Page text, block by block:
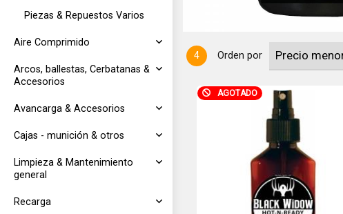
Piezas & Repuestos Varios
Aire Comprimido
Arcos, ballestas, Cerbatanas &
Accesorios
Avancarga & Accesorios
Cajas - munición & otros
Limpieza & Mantenimiento
general
Recarga
4 Orden por
AGOTADO